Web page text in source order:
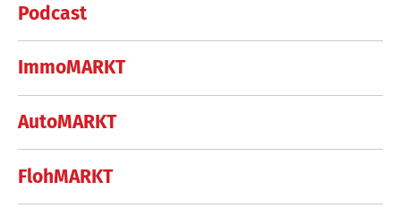
Podcast
ImmoMARKT
AutoMARKT
FlohMARKT